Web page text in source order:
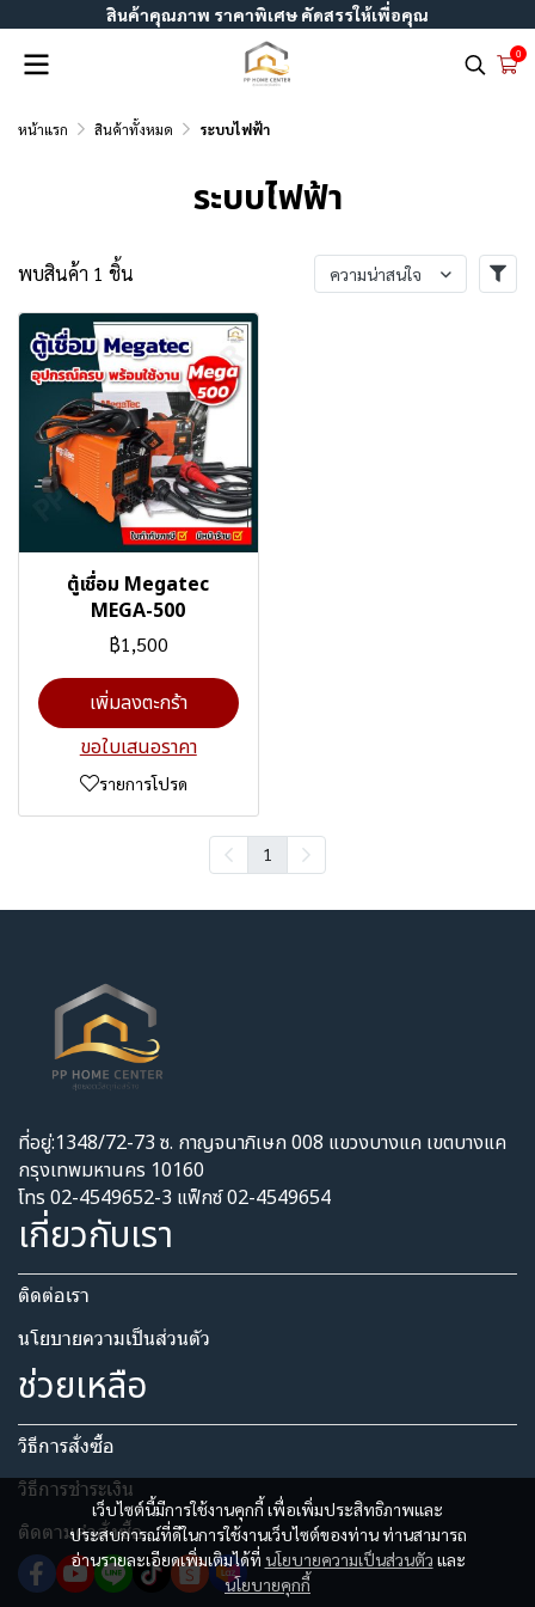
สินค้าคุณภาพ ราคาพิเศษ คัดสรรให้เพื่อคุณ
0
หน้าแรก สินค้าทั้งหมด ระบบไฟฟ้า
ระบบไฟฟ้า
พบสินค้า 1 ชิ้น ความน่าสนใจ
ตู้เชื่อม Megatec
MEGA-500
฿1,500
เพิ่มลงตะกร้า
ขอใบเสนอราคา
รายการโปรด
1
เว็บไซต์นี้มีการใช้งานคุกกี้ เพื่อเพิ่มประสิทธิภาพและ
ประสบการณ์ที่ดีในการใช้งานเว็บไซต์ของท่าน ท่านสามารถ
อ่านรายละเอียดเพิ่มเติมได้ที่ นโยบายความเป็นส่วนตัว และ
นโยบายคุกกี้
ที่อยู่:1348/72-73 ซ. กาญจนาภิเษก 008 แขวงบางแค เขตบางแค
กรุงเทพมหานคร 10160
โทร 02-4549652-3 แฟ็กซ์ 02-4549654
เกี่ยวกับเรา
ติดต่อเรา
นโยบายความเป็นส่วนตัว​
ช่วยเหลือ
วิธีการสั่งซื้อ
วิธีการชำระเงิน
ติดตามคำสั่งซื้อ